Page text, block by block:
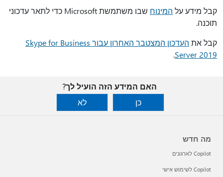
קבל מידע על המינוח
שבו משתמשת Microsoft כדי לתאר עדכוני
תוכנה.
קבל את
העדכון המצטבר האחרון עבור Skype for Business
Server 2019
.
האם המידע הזה הועיל לך?
כן
לא
מה חדש
Copilot לארגונים
Copilot לשימוש אישי